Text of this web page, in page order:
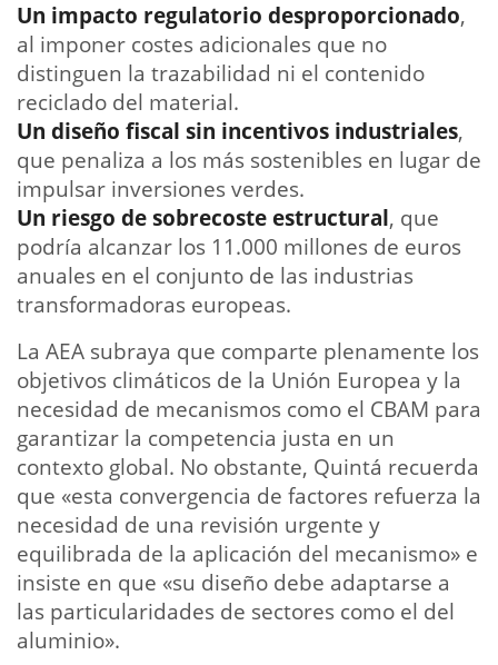
Un impacto regulatorio desproporcionado,
al imponer costes adicionales que no
distinguen la trazabilidad ni el contenido
reciclado del material.
Un diseño fiscal sin incentivos industriales,
que penaliza a los más sostenibles en lugar de
impulsar inversiones verdes.
Un riesgo de sobrecoste estructural, que
podría alcanzar los 11.000 millones de euros
anuales en el conjunto de las industrias
transformadoras europeas.
La AEA subraya que comparte plenamente los
objetivos climáticos de la Unión Europea y la
necesidad de mecanismos como el CBAM para
garantizar la competencia justa en un
contexto global. No obstante, Quintá recuerda
que «esta convergencia de factores refuerza la
necesidad de una revisión urgente y
equilibrada de la aplicación del mecanismo» e
insiste en que «su diseño debe adaptarse a
las particularidades de sectores como el del
aluminio».